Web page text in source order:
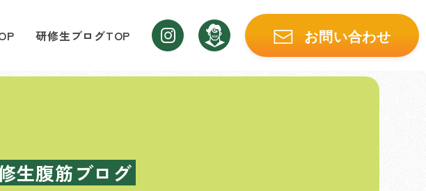
研修生ブログTOP お問い合わせ
生腹筋ブログ